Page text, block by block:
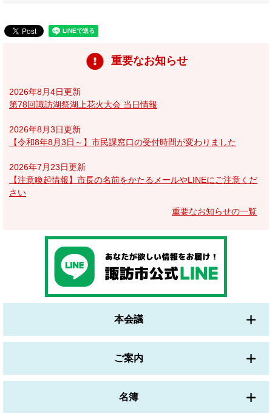
重要なお知らせ
2026年8月4日更新
第78回諏訪湖祭湖上花火大会 当日情報
2026年8月3日更新
【令和8年8月3日～】市民課窓口の受付時間が変わりました
2026年7月23日更新
【注意喚起情報】市長の名前をかたるメールやLINEにご注意くだ
さい
重要なお知らせの一覧
本会議
ご案内
名簿